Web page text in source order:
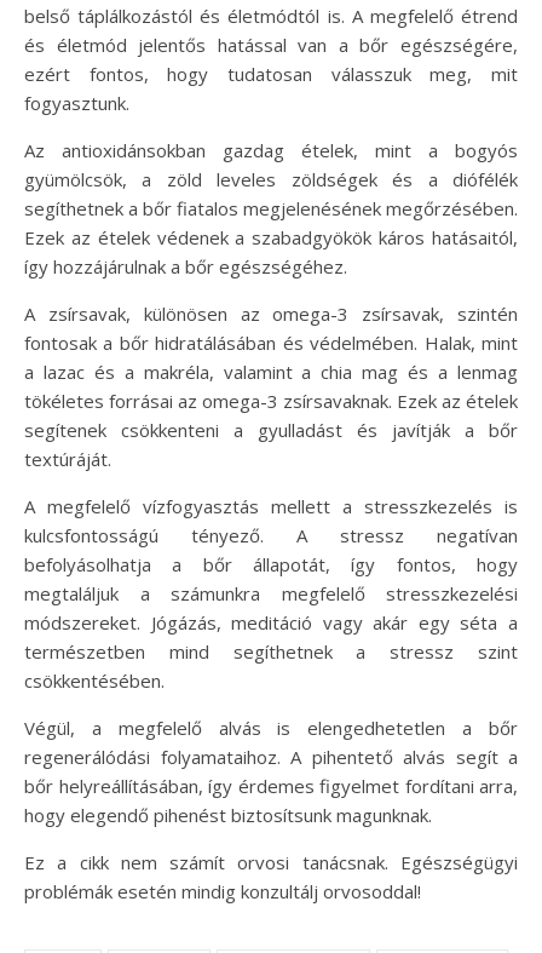
belső táplálkozástól és életmódtól is. A megfelelő étrend
és életmód jelentős hatással van a bőr egészségére,
ezért fontos, hogy tudatosan válasszuk meg, mit
fogyasztunk.
Az antioxidánsokban gazdag ételek, mint a bogyós
gyümölcsök, a zöld leveles zöldségek és a diófélék
segíthetnek a bőr fiatalos megjelenésének megőrzésében.
Ezek az ételek védenek a szabadgyökök káros hatásaitól,
így hozzájárulnak a bőr egészségéhez.
A zsírsavak, különösen az omega-3 zsírsavak, szintén
fontosak a bőr hidratálásában és védelmében. Halak, mint
a lazac és a makréla, valamint a chia mag és a lenmag
tökéletes forrásai az omega-3 zsírsavaknak. Ezek az ételek
segítenek csökkenteni a gyulladást és javítják a bőr
textúráját.
A megfelelő vízfogyasztás mellett a stresszkezelés is
kulcsfontosságú tényező. A stressz negatívan
befolyásolhatja a bőr állapotát, így fontos, hogy
megtaláljuk a számunkra megfelelő stresszkezelési
módszereket. Jógázás, meditáció vagy akár egy séta a
természetben mind segíthetnek a stressz szint
csökkentésében.
Végül, a megfelelő alvás is elengedhetetlen a bőr
regenerálódási folyamataihoz. A pihentető alvás segít a
bőr helyreállításában, így érdemes figyelmet fordítani arra,
hogy elegendő pihenést biztosítsunk magunknak.
Ez a cikk nem számít orvosi tanácsnak. Egészségügyi
problémák esetén mindig konzultálj orvosoddal!